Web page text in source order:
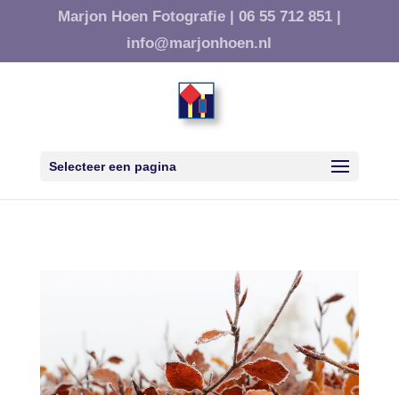
Marjon Hoen Fotografie | 06 55 712 851 |
info@marjonhoen.nl
Selecteer een pagina